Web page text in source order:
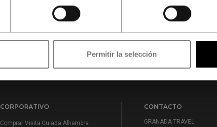
Permitir la selección
Agente autorizado para la venta de
entradas a la Alhambra licencia CIAN-
Reserve online ahora y evítese colas de espera el día de su
CORPORATIVO
Comprar Visita Guiada Alhambra
CONTACTO
GRANADA TRAVEL